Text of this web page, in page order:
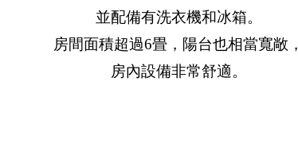
並配備有洗衣機和冰箱。
房間面積超過6畳，陽台也相當寬敞，
房內設備非常舒適。